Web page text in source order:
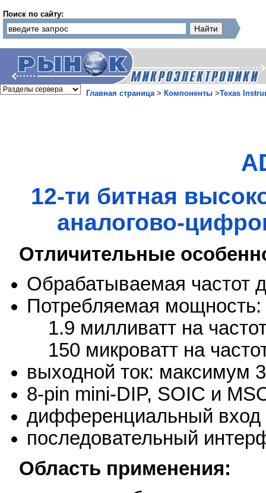
Поиск по сайту:
Главная страница> Компоненты >Texas
12-ти битная
аналогово-
Отличительные
Обрабатываемая частот
Потребляемая мощность:
1.9 милливатт на
150 микроватт на
выходной ток: максимум
8-pin mini-DIP, SOIC и
дифференциальный вход
последовательный
Область применения: